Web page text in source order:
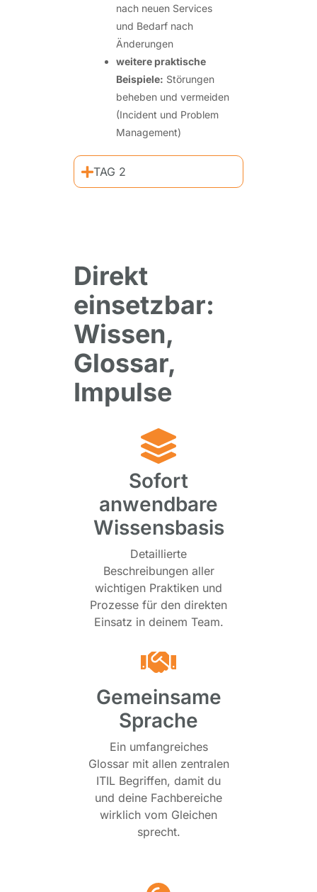
nach neuen Services
und Bedarf nach
Änderungen
weitere praktische
Beispiele: Störungen
beheben und vermeiden
(Incident und Problem
Management)
TAG 2
Direkt
einsetzbar:
Wissen,
Glossar,
Impulse
Sofort
anwendbare
Wissensbasis
Detaillierte
Beschreibungen aller
wichtigen Praktiken und
Prozesse für den direkten
Einsatz in deinem Team.
Gemeinsame
Sprache
Ein umfangreiches
Glossar mit allen zentralen
ITIL Begriffen, damit du
und deine Fachbereiche
wirklich vom Gleichen
sprecht.